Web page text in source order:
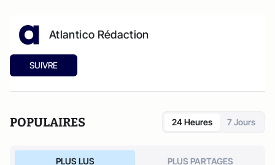
Atlantico Rédaction
SUIVRE
POPULAIRES 24 Heures 7 Jours
PLUS LUS PLUS PARTAGES